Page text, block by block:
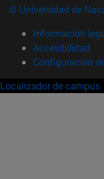
© Universidad de
Información
Accesibilidad
Configuración
Localizador de campus